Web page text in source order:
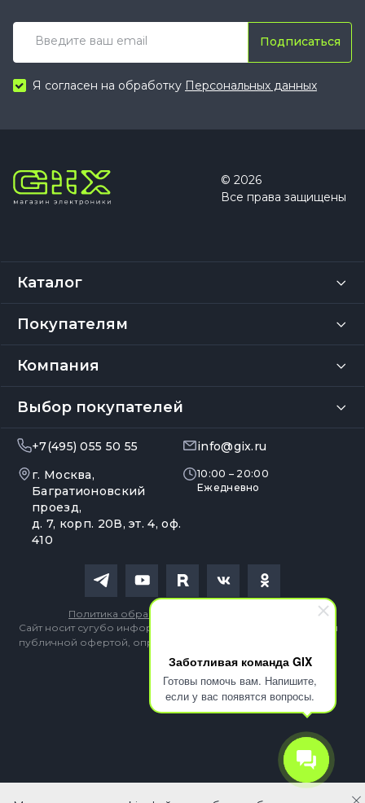
Заботливая команда GIX
Готовы помочь вам. Напишите,
если у вас появятся вопросы.
Подписаться
Я согласен на обработку Персональных данных
© 2026
Все права защищены
Каталог
Покупателям
Компания
Выбор покупателей
+7(495) 055 50 55
info@gix.ru
г. Москва,
Багратионовский
проезд,
д. 7, корп. 20В, эт. 4, оф.
410
10:00 – 20:00
Ежедневно
Сайт носит сугубо информационный характер и не является
публичной офертой, определяемой Статьей 437 (2) ГК РФ
Политика обработки персональных данных